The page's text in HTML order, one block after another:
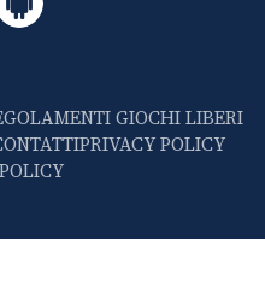
GIOCHI LIBERI
PRIVACY POLICY